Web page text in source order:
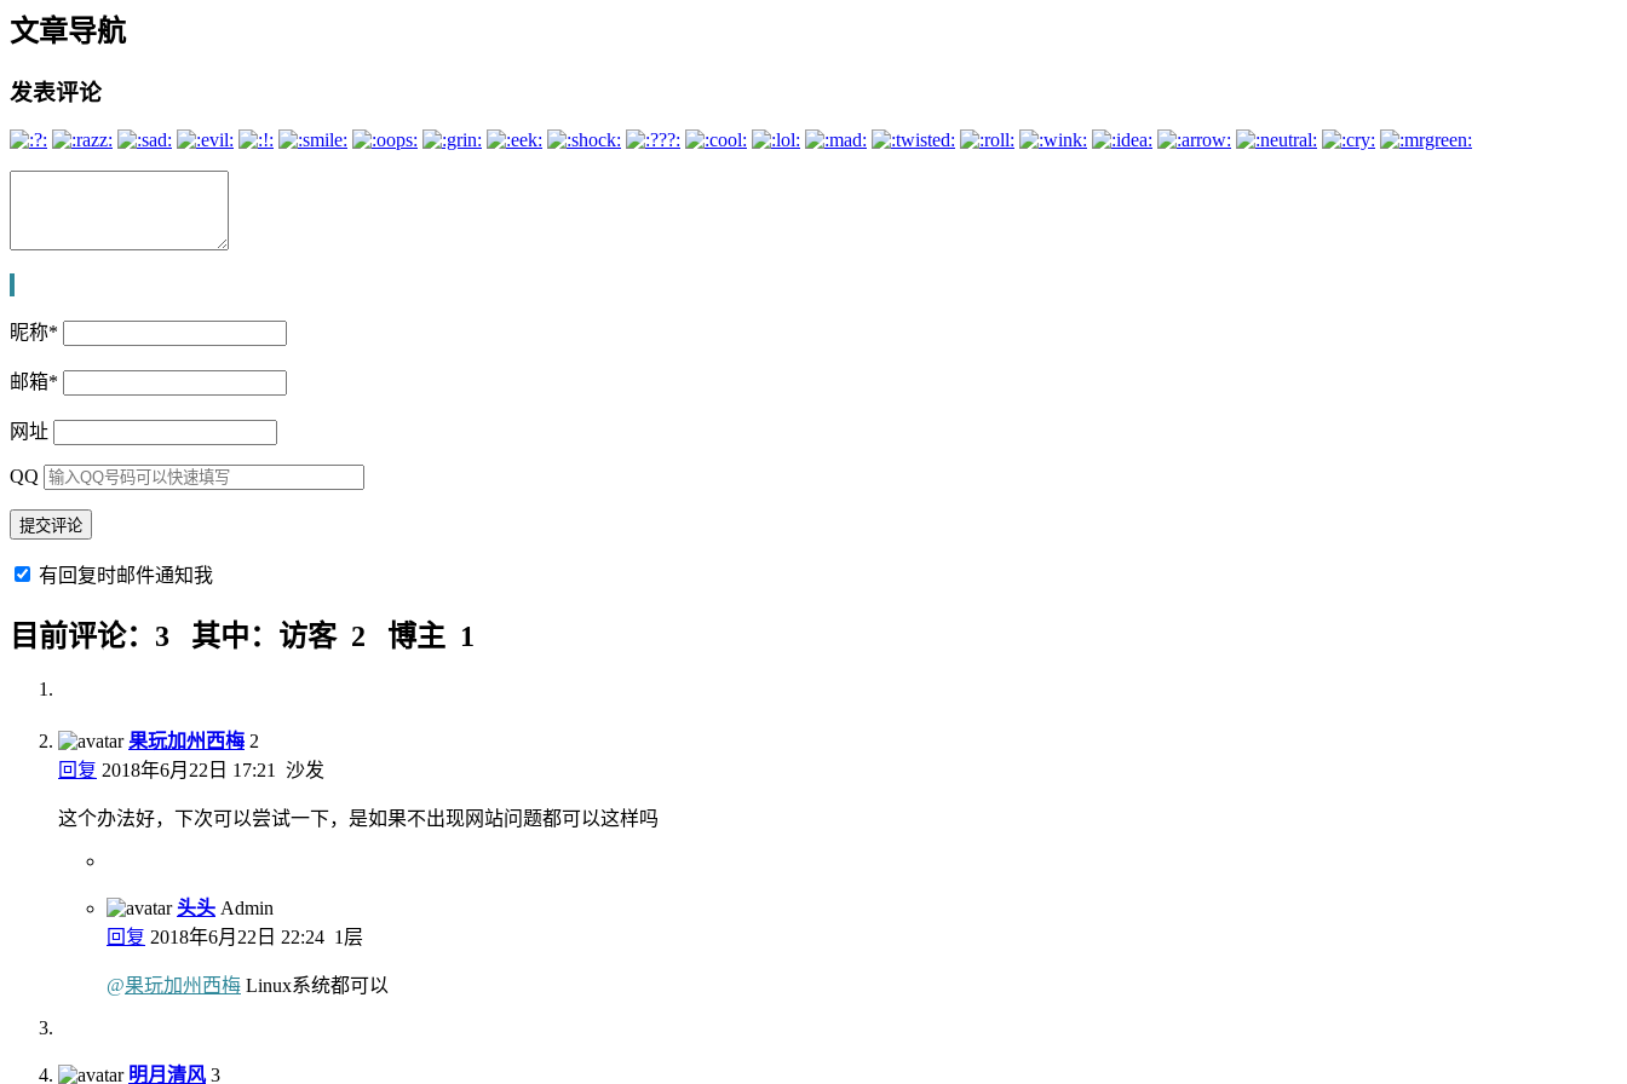
文章导航
发表评论
昵称*
邮箱*
网址
QQ
有回复时邮件通知我
目前评论：3 其中：访客 2 博主 1
果玩加州西梅 2
回复 2018年6月22日 17:21 沙发
这个办法好，下次可以尝试一下，是如果不出现网站问题都可以这样吗
头头 Admin
回复 2018年6月22日 22:24 1层
@果玩加州西梅 Linux系统都可以
明月清风 3